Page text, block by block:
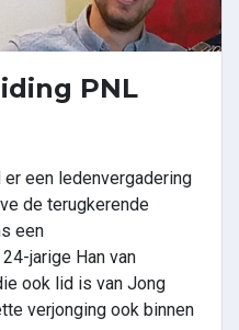
PNL
een ledenvergadering
de terugkerende
een
jarige Han van
ook lid is van Jong
verjonging ook binnen